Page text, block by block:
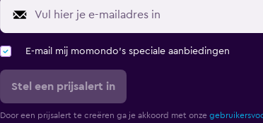
E-mail mij momondo's speciale aanbiedingen
Stel een prijsalert in
Door een prijsalert te creëren ga je akkoord met onze